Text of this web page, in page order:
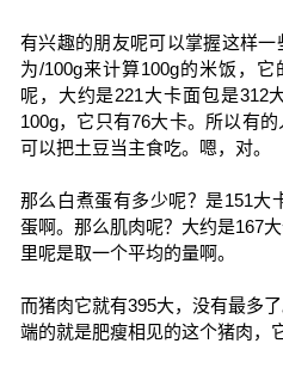
有兴趣的朋友呢可以掌握这样
为/100g来计算100g的米饭，
呢，大约是221大卡面包是312
100g，它只有76大卡。所以有
可以把土豆当主食吃。嗯，对。
那么白煮蛋有多少呢？是151大
蛋啊。那么肌肉呢？大约是167
里呢是取一个平均的量啊。
而猪肉它就有395大，没有最多
端的就是肥瘦相见的这个猪肉，